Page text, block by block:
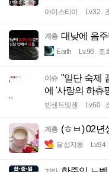
아이스티이 Lv.32
계층 대낮에 음
Earth Lv.96 조
이슈 "일단 숙제
에 '사랑의 하츄
빈센트멧젠 Lv.60
계층 (ㅎㅂ) 02년
달섭지롱 Lv.94